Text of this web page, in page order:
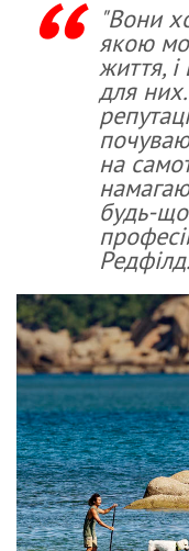
"Вони
якою
життя,
для
на
будь-
Редфілд.